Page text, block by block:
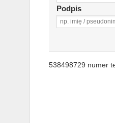
Podpis
538498729 numer